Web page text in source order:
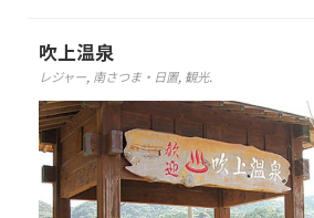
吹上温泉
レジャー, 南さつま・日置, 観光.